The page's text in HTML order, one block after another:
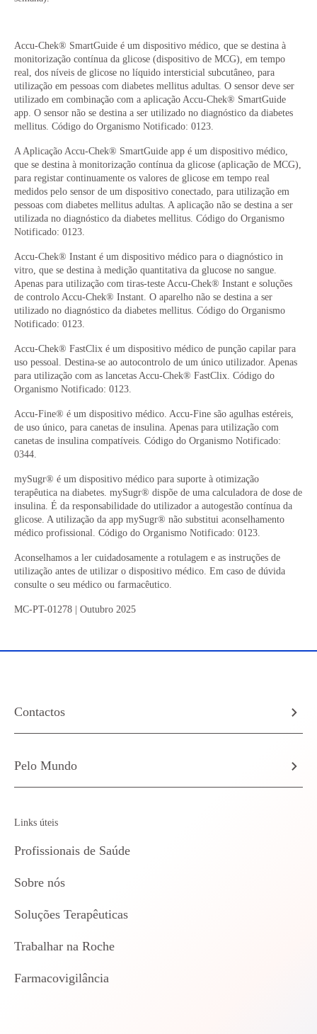
Accu-Chek® SmartGuide é um dispositivo médico, que se destina à
monitorização contínua da glicose (dispositivo de MCG), em tempo
real, dos níveis de glicose no líquido intersticial subcutâneo, para
utilização em pessoas com diabetes mellitus adultas. O sensor deve ser
utilizado em combinação com a aplicação Accu-Chek® SmartGuide
app. O sensor não se destina a ser utilizado no diagnóstico da diabetes
mellitus. Código do Organismo Notificado: 0123.
A Aplicação Accu-Chek® SmartGuide app é um dispositivo médico,
que se destina à monitorização contínua da glicose (aplicação de MCG),
para registar continuamente os valores de glicose em tempo real
medidos pelo sensor de um dispositivo conectado, para utilização em
pessoas com diabetes mellitus adultas. A aplicação não se destina a ser
utilizada no diagnóstico da diabetes mellitus. Código do Organismo
Notificado: 0123.
Accu-Chek® Instant é um dispositivo médico para o diagnóstico in
vitro, que se destina à medição quantitativa da glucose no sangue.
Apenas para utilização com tiras-teste Accu-Chek® Instant e soluções
de controlo Accu-Chek® Instant. O aparelho não se destina a ser
utilizado no diagnóstico da diabetes mellitus. Código do Organismo
Notificado: 0123.
Accu-Chek® FastClix é um dispositivo médico de punção capilar para
uso pessoal. Destina-se ao autocontrolo de um único utilizador. Apenas
para utilização com as lancetas Accu-Chek® FastClix. Código do
Organismo Notificado: 0123.
Accu-Fine® é um dispositivo médico. Accu-Fine são agulhas estéreis,
de uso único, para canetas de insulina. Apenas para utilização com
canetas de insulina compatíveis. Código do Organismo Notificado:
0344.
mySugr® é um dispositivo médico para suporte à otimização
terapêutica na diabetes. mySugr® dispõe de uma calculadora de dose de
insulina. É da responsabilidade do utilizador a autogestão contínua da
glicose. A utilização da app mySugr® não substitui aconselhamento
médico profissional. Código do Organismo Notificado: 0123.
Aconselhamos a ler cuidadosamente a rotulagem e as instruções de
utilização antes de utilizar o dispositivo médico. Em caso de dúvida
consulte o seu médico ou farmacêutico.
MC-PT-01278 | Outubro 2025
Contactos
Pelo Mundo
Links úteis
Profissionais de Saúde
Sobre nós
Soluções Terapêuticas
Trabalhar na Roche
Farmacovigilância